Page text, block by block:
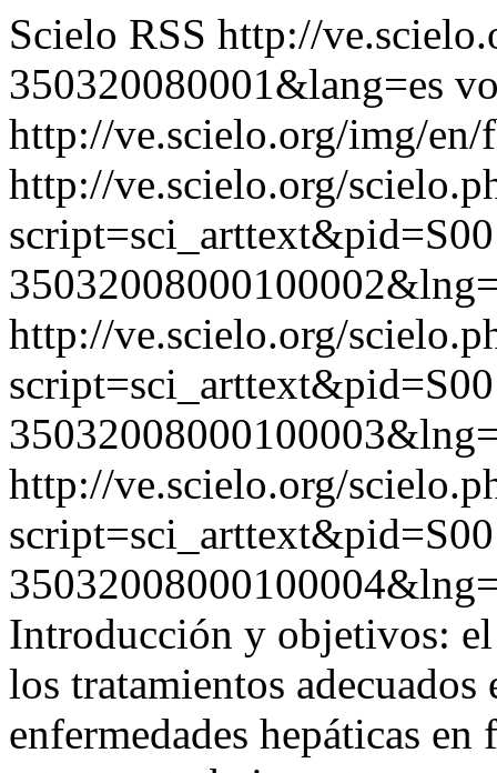
Scielo RSS http://
350320080001&lang=es
http://ve.scielo.org/img/
http://ve.scielo.org/
http://ve.scielo.org/
http://ve.scielo.org/
Introducción y objetivos: el
los tratamientos
enfermedades hepáticas